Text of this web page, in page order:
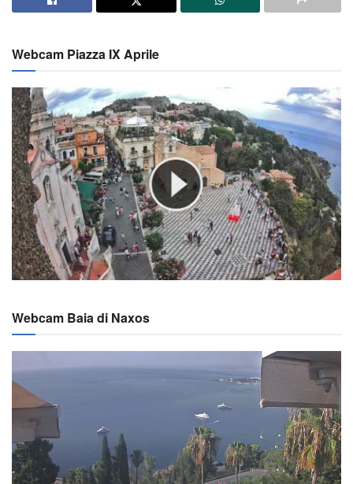
Webcam Piazza IX Aprile
Webcam Baia di Naxos